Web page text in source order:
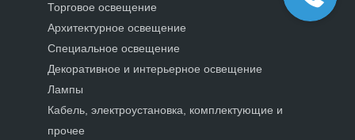
Торговое освещение
Архитектурное освещение
Специальное освещение
Декоративное и интерьерное освещение
Лампы
Кабель, электроустановка, комплектующие и
прочее